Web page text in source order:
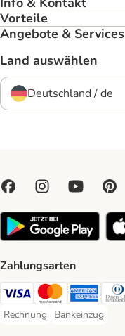
Vorteile
Angebote & Services
Land auswählen
Deutschland / de
Zahlungsarten
Visa Payment Method
MastercardAmerican
Rechnung
Rechnung Payment Method
Bankeinzug
Bankeinzug